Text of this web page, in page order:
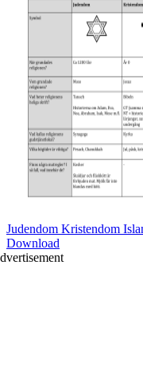
Judendom Kristendom
Download